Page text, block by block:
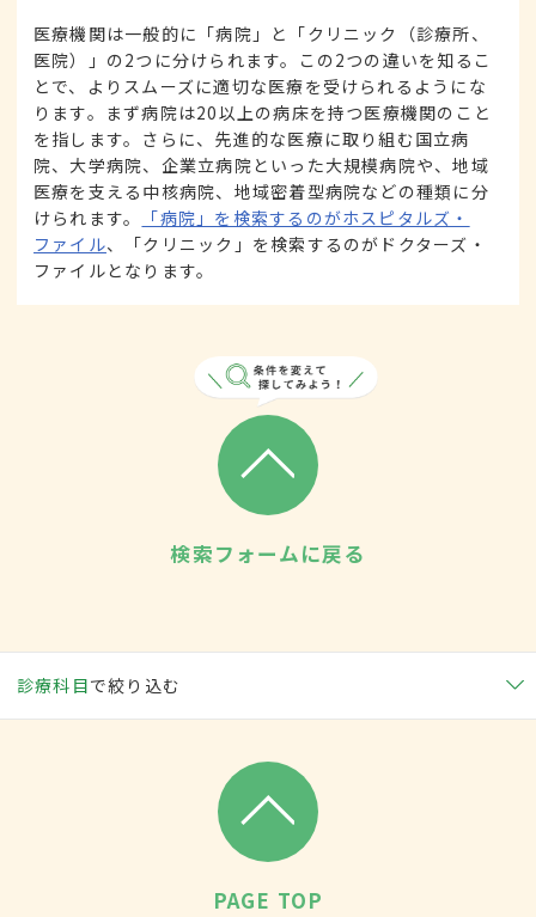
医療機関は一般的に「病院」と「クリニック（診療所、
医院）」の2つに分けられます。この2つの違いを知るこ
とで、よりスムーズに適切な医療を受けられるようにな
ります。まず病院は20以上の病床を持つ医療機関のこと
を指します。さらに、先進的な医療に取り組む国立病
院、大学病院、企業立病院といった大規模病院や、地域
医療を支える中核病院、地域密着型病院などの種類に分
けられます。
「病院」を検索するのがホスピタルズ・
ファイル、「クリニック」を検索するのがドクターズ・
ファイルとなります。
検索フォームに戻る
診療科目で絞り込む
PAGE TOP